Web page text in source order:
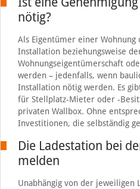
nötig?
Als Eigentümer einer
Installation beziehungsweise
Wohnungseigentümerschaft
werden – jedenfalls, wenn
Installation nötig werden. Es
für Stellplatz-Mieter oder -
privaten Wallbox. Ohne
Investitionen, die selbständig
Die Ladestation bei
melden
Unabhängig von der jeweiligen